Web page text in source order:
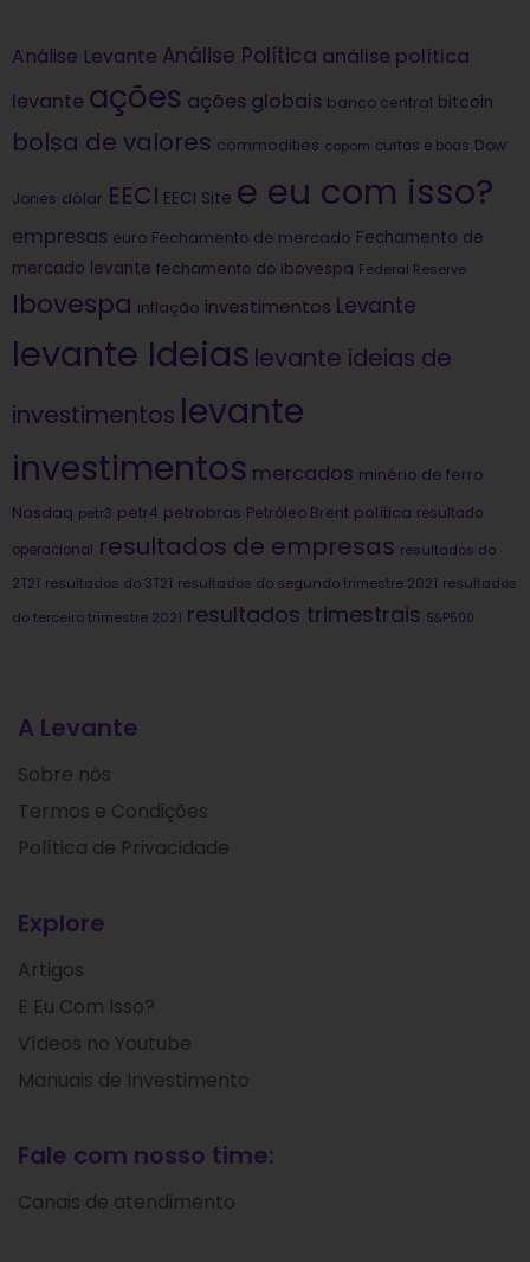
Análise Levante Análise Política análise política
levante ações ações globais banco central bitcoin
bolsa de valores commodities copom curtas e boas Dow
Jones dólar EECI EECI Site e eu com isso?
empresas euro Fechamento de mercado Fechamento de
mercado levante fechamento do ibovespa Federal Reserve
Ibovespa inflação investimentos Levante
levante Ideias levante ideias de
investimentos levante
investimentos mercados minério de ferro
Nasdaq petr3 petr4 petrobras Petróleo Brent política resultado
operacional resultados de empresas resultados do
2T21 resultados do 3T21 resultados do segundo trimestre 2021 resultados
do terceiro trimestre 2021 resultados trimestrais S&P500
A Levante
Sobre nós
Termos e Condições
Política de Privacidade
Explore
Artigos
E Eu Com Isso?
Vídeos no Youtube
Manuais de Investimento
Fale com nosso time:
Canais de atendimento